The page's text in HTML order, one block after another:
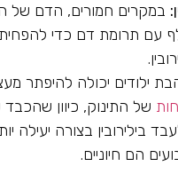
במקרים חמורים, הדם של
עם תרומת דם כדי
ילודים יכולה להיפתר
של התינוק, כיוון
בילירובין בצורה יעילה
הם חיוניים.